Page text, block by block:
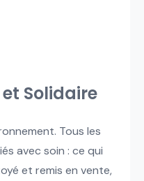
Solidaire
Tous les
avec soin : ce qui
et remis en vente,